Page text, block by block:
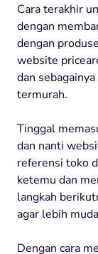
Cara terakhir
dengan
dengan
website
dan
termurah.
Tinggal
dan nanti
referensi toko
ketemu dan
langkah
agar lebih
Dengan cara